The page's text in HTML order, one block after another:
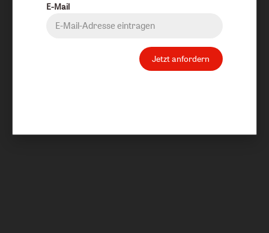
E-Mail
Jetzt anfordern